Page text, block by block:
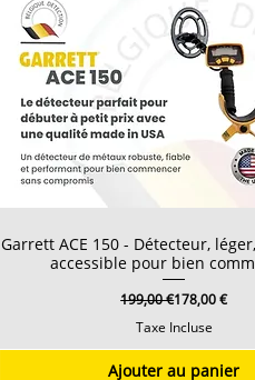
Garrett ACE 150 - Détecteur,
accessible pour bien
Prix original
199,00 €Prix
178,00 €
Taxe Incluse
Ajouter au panier